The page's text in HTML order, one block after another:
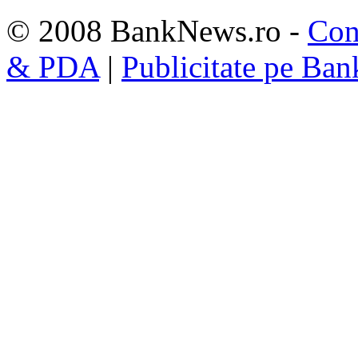
© 2008 BankNews.ro -
& PDA| Publicitate pe